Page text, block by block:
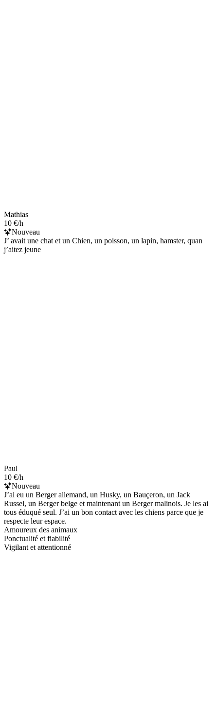
Mathias
10 €/h
Nouveau
J’ avait une chat et un Chien, un poisson, un lapin, hamster, quan
j’aitez jeune
Paul
10 €/h
Nouveau
J’ai eu un Berger allemand, un Husky, un Bauçeron, un Jack
Russel, un Berger belge et maintenant un Berger malinois. Je les ai
tous éduqué seul. J’ai un bon contact avec les chiens parce que je
respecte leur espace.
Amoureux des animaux
Ponctualité et fiabilité
Vigilant et attentionné